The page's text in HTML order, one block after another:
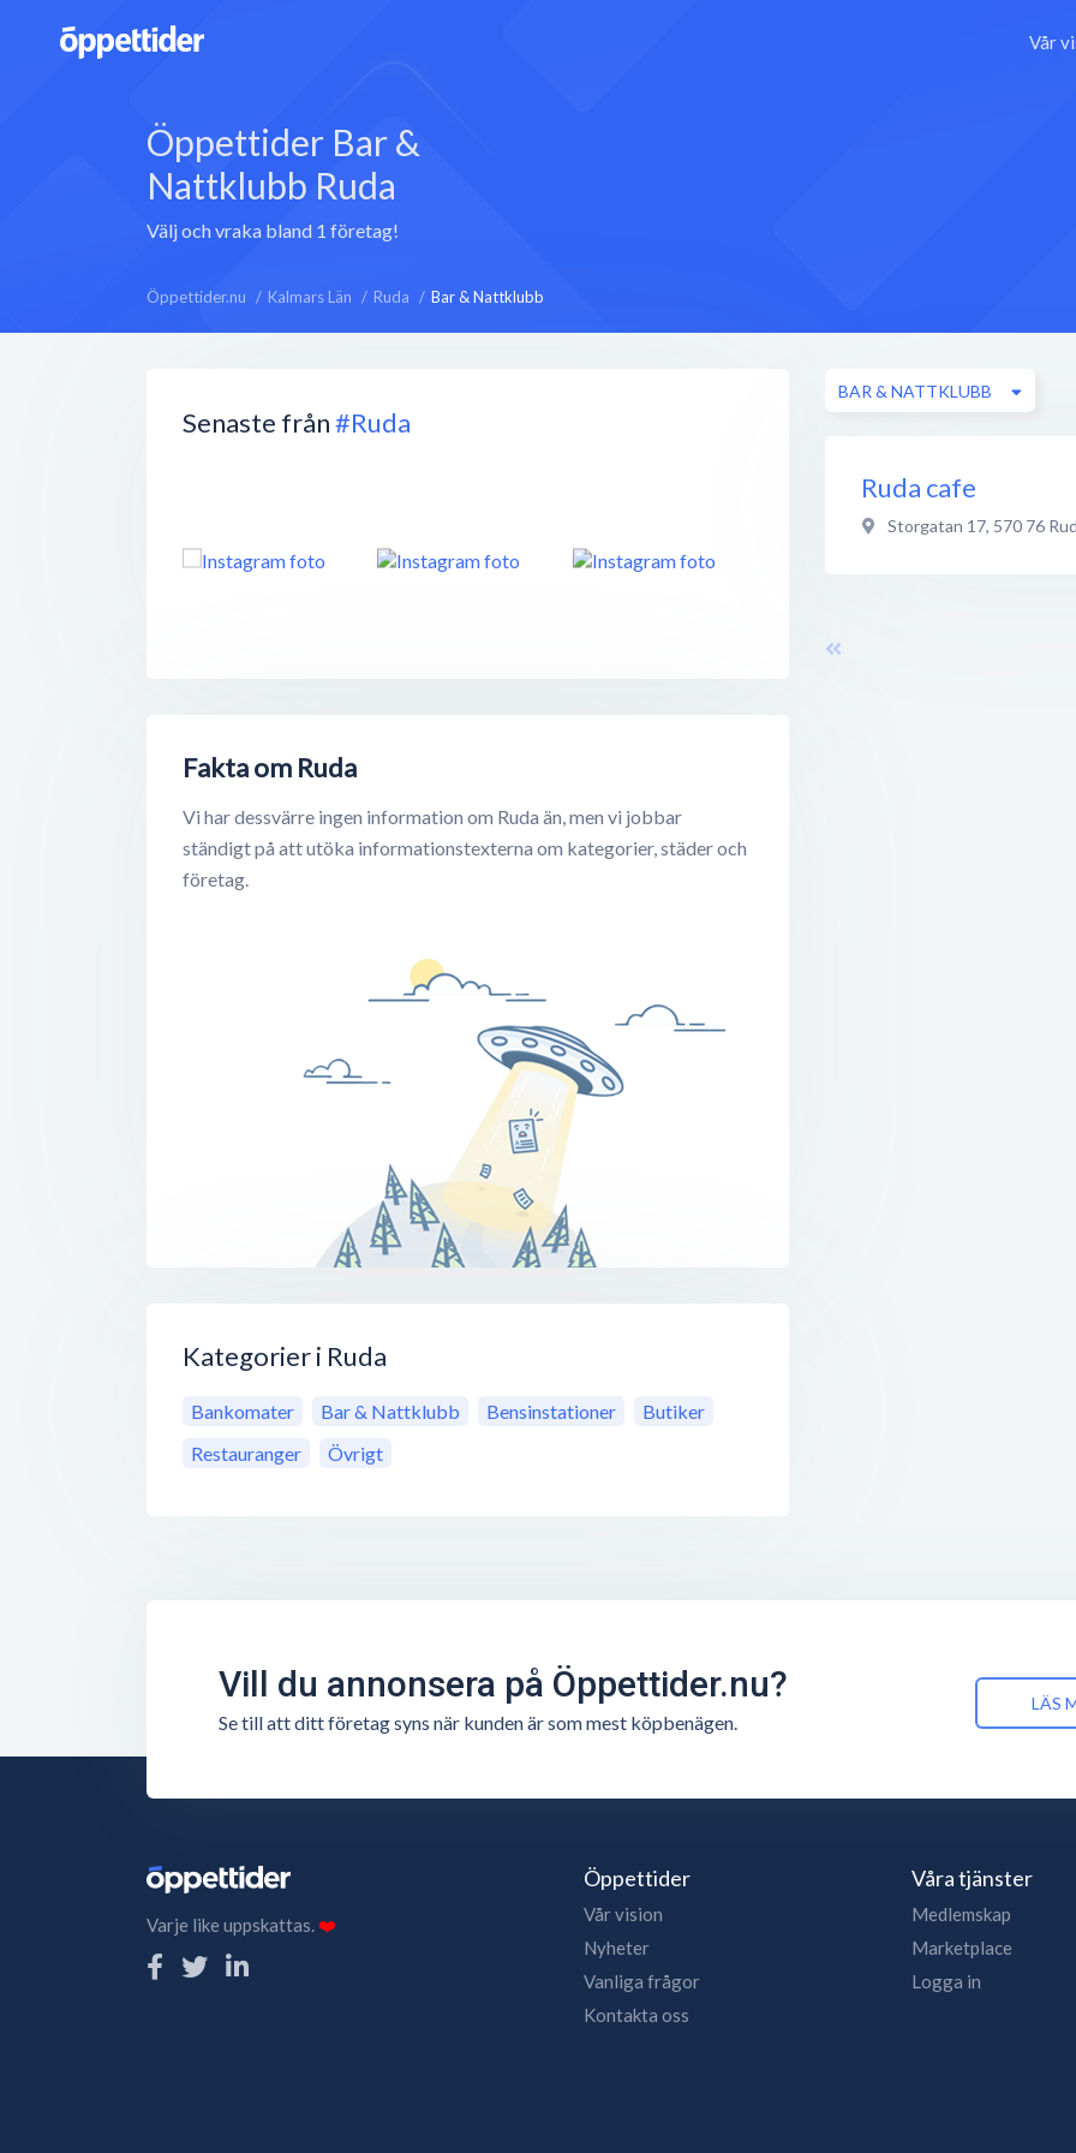
Vår
Öppettider Bar &
Nattklubb Ruda
Välj och vraka bland 1 företag!
Öppettider.nu Kalmars Län Ruda Bar & Nattklubb
Senaste från#Ruda
Fakta om Ruda
Vi har dessvärre ingen information om Ruda än, men vi jobbar
ständigt på att utöka informationstexterna om kategorier, städer och
företag.
Kategorier i Ruda
Bankomater Bar & Nattklubb Bensinstationer
Butiker
Restauranger
Övrigt
BAR & NATTKLUBB
Ruda cafe
Storgatan 17, 570 76
Vill du annonsera på Öppettider.nu?
Se till att ditt företag syns när kunden är som mest köpbenägen.
LÄS
Varje like uppskattas.❤️
Öppettider
Vår vision
Nyheter
Vanliga frågor
Kontakta oss
Våra tjänster
Medlemskap
Marketplace
Logga in